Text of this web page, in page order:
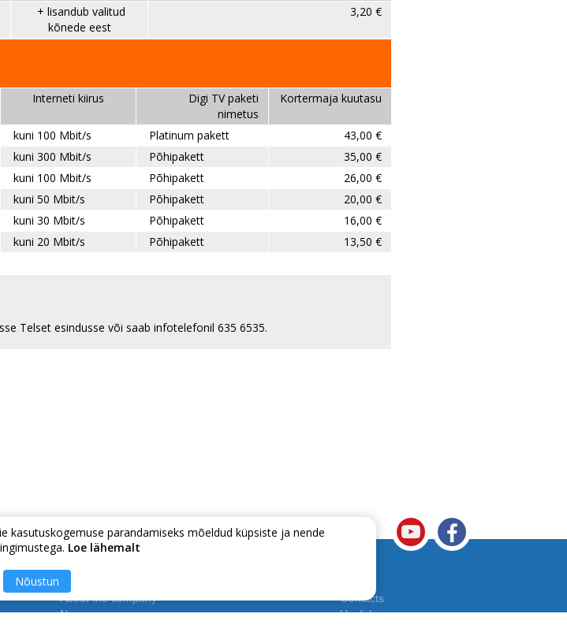
kasutuskogemuse parandamiseks mõeldud küpsiste ja nende
Loe lähemalt
Nõustun
+ lisandub valitud
kõnede eest
3,20 €
Interneti kiirus Digi TV paketi
nimetus
Kortermaja kuutasu
kuni 100 Mbit/s Platinum pakett
43,00 €
kuni 300 Mbit/s Põhipakett
35,00 €
kuni 100 Mbit/s Põhipakett
26,00 €
kuni 50 Mbit/s Põhipakett
20,00 €
kuni 30 Mbit/s Põhipakett
16,00 €
kuni 20 Mbit/s Põhipakett
13,50 €
Telset esindusse või saab infotelefonil 635 6535.
About the company
News
Contacts
Useful